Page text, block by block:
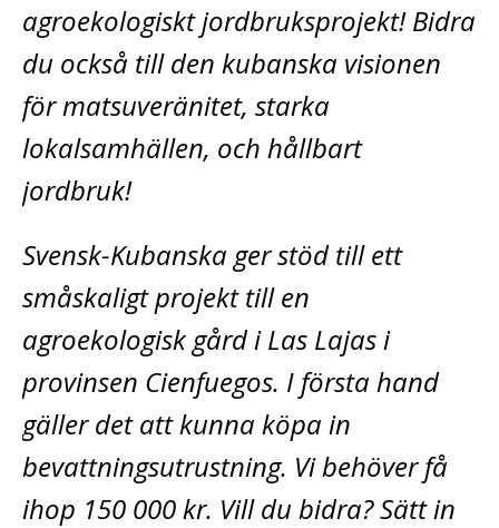
agroekologiskt jordbruksprojekt! Bidra
du också till den kubanska visionen
för matsuveränitet, starka
lokalsamhällen, och hållbart
jordbruk!
Svensk-Kubanska ger stöd till ett
småskaligt projekt till en
agroekologisk gård i Las Lajas i
provinsen Cienfuegos. I första hand
gäller det att kunna köpa in
bevattningsutrustning. Vi behöver få
ihop 150 000 kr. Vill du bidra? Sätt in